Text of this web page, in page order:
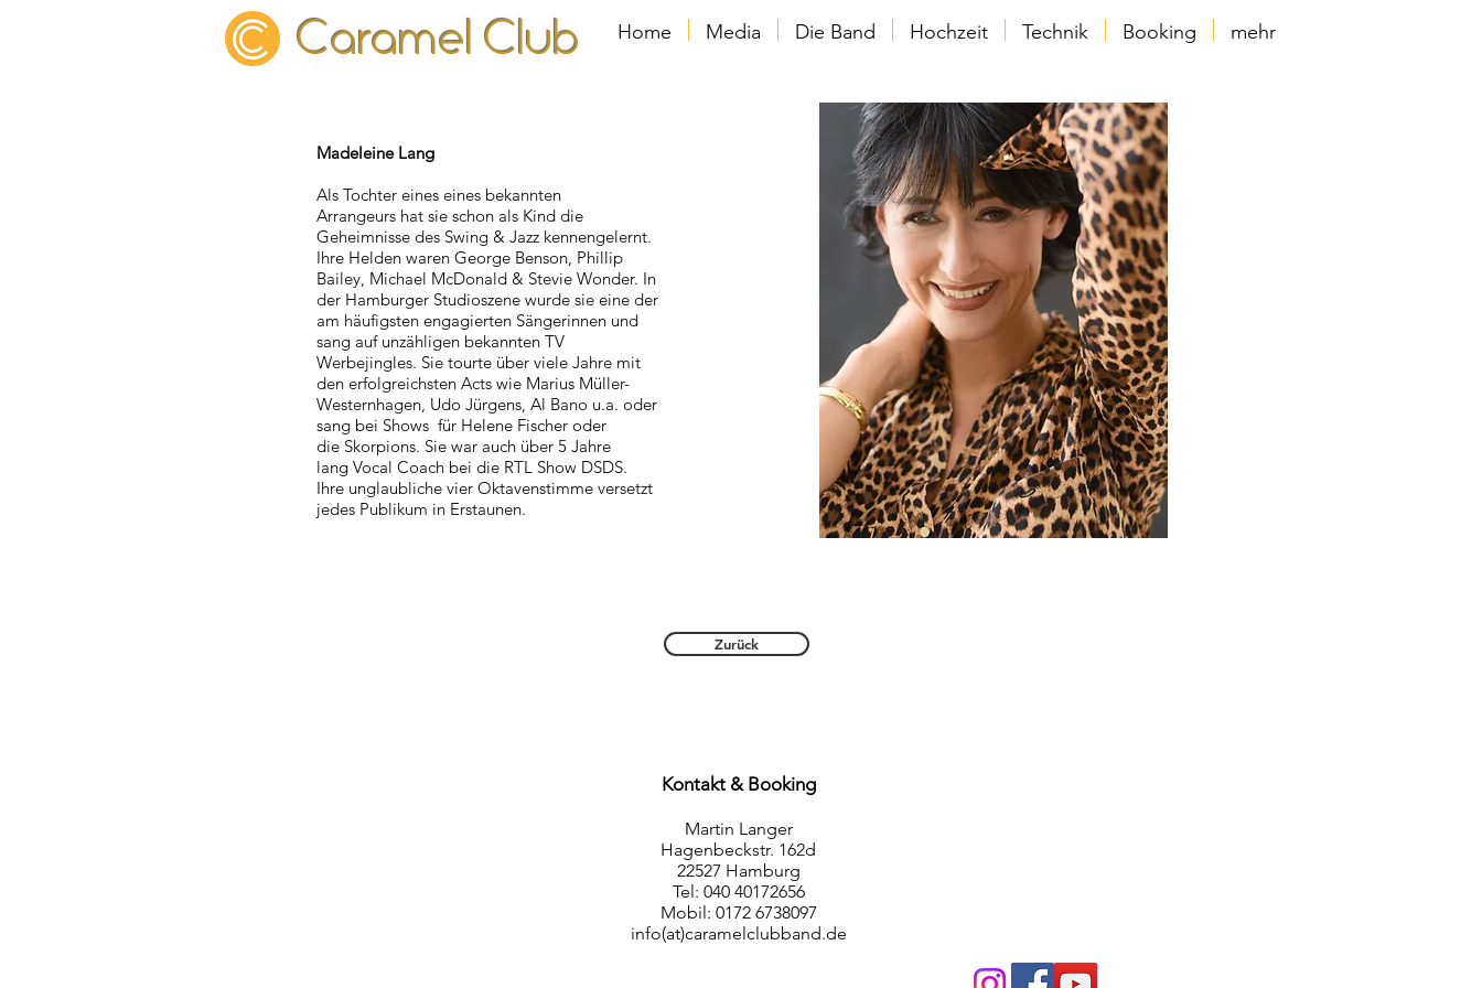
Home Media Die Band Hochzeit Technik Booking mehr
Caramel Club
Madeleine Lang
Als Tochter eines eines bekannten
Arrangeurs hat sie schon als Kind die
Geheimnisse des Swing & Jazz kennengelernt.
Ihre Helden waren George Benson, Phillip
Bailey, Michael McDonald & Stevie Wonder. In
der Hamburger Studioszene wurde sie eine der
am häufigsten engagierten Sängerinnen und
sang auf unzähligen bekannten TV
Werbejingles. Sie tourte über viele Jahre mit
den erfolgreichsten Acts wie Marius Müller-
Westernhagen, Udo Jürgens, Al Bano u.a. oder
sang bei Shows für Helene Fischer oder
die Skorpions. Sie war auch über 5 Jahre
lang Vocal Coach bei die RTL Show DSDS.
Ihre unglaubliche vier Oktavenstimme versetzt
jedes Publikum in Erstaunen.
Zurück
Kontakt & Booking
Martin Langer
Hagenbeckstr. 162d
22527 Hamburg
Tel: 040 40172656
Mobil: 0172 6738097
info(at)caramelclubband.de